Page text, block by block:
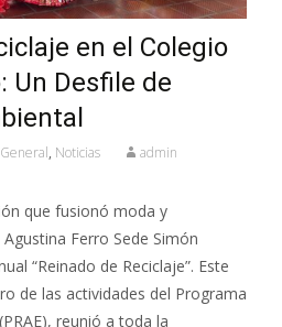
en el Colegio
Un Desfile de
General, Noticias admin
que fusionó moda y
Ferro Sede Simón
“Reinado de Reciclaje”. Este
de las actividades del Programa
reunió a toda la